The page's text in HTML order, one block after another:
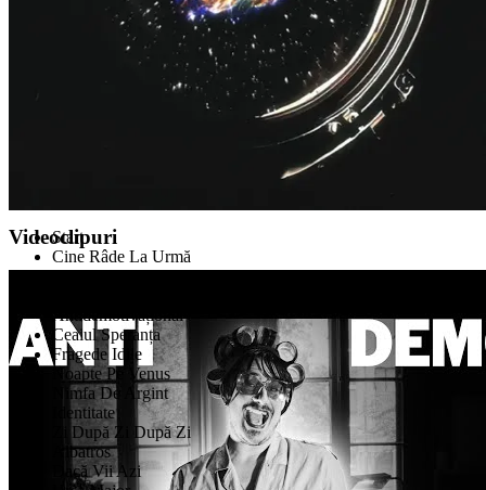
Start
Cine Râde La Urmă
Sincrodestin
Antidemotivațional
Ceaiul Speranța
Fragede Idile
Noapte Pe Venus
Nimfa De Argint
Identitate
Zi După Zi După Zi
Albatros
Dacă Vii Azi
Videoclipuri